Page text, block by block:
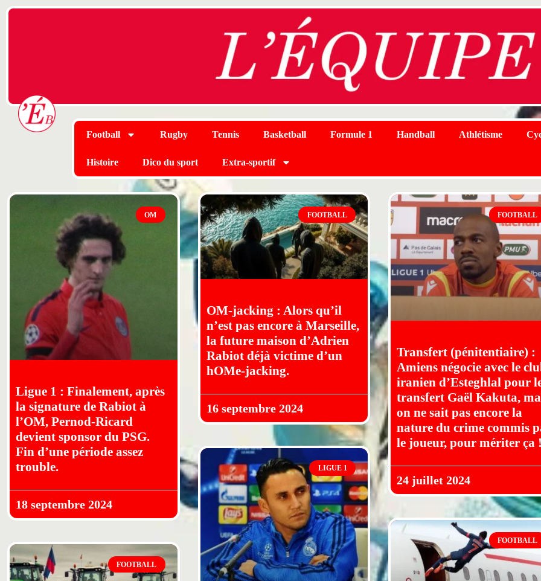
Football Rugby Tennis Basketball Formule 1 Handball Athlétisme
Histoire Dico du sport Extra-sportif
OM
Ligue 1 : Finalement, après
la signature de Rabiot à
l’OM, Pernod-Ricard
devient sponsor du PSG.
Fin d’une période assez
trouble.
18 septembre 2024
FOOTBALL
OM-jacking : Alors qu’il
n’est pas encore à Marseille,
la future maison d’Adrien
Rabiot déjà victime d’un
hOMe-jacking.
16 septembre 2024
FOOTBALL
Transfert (pénitentiaire) :
Amiens négocie avec le
iranien d’Esteghlal pour
transfert Gaël Kakuta,
on ne sait pas encore la
nature du crime commis
le joueur, pour mériter ça
24 juillet 2024
FOOTBALL
LIGUE 1
FOOTBALL